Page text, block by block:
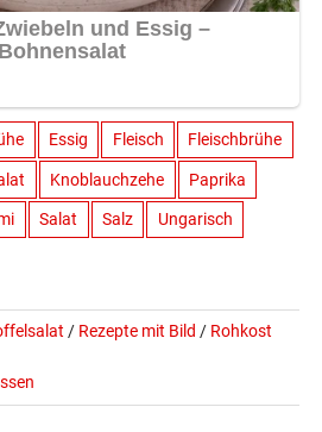
Essig Fleisch Fleischbrühe
Knoblauchzehe Paprika
Salat Salz Ungarisch
/ Rezepte mit Bild / Rohkost